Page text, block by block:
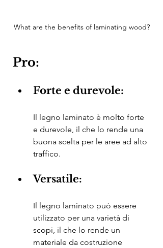
What are the benefits of laminating wood?
Pro:
Forte e durevole:
Il legno laminato è molto forte
e durevole, il che lo rende una
buona scelta per le aree ad alto
traffico.
Versatile:
Il legno laminato può essere
utilizzato per una varietà di
scopi, il che lo rende un
materiale da costruzione